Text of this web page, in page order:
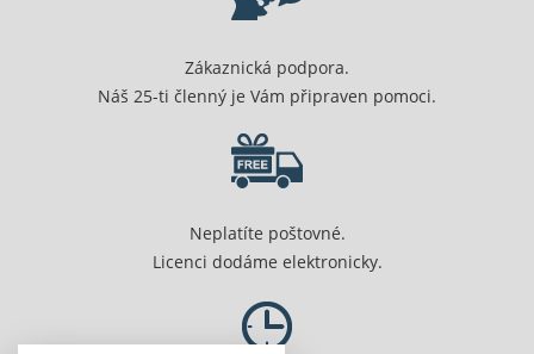
Zákaznická podpora.
Náš 25-ti členný je Vám připraven pomoci.
Neplatíte poštovné.
Licenci dodáme elektronicky.